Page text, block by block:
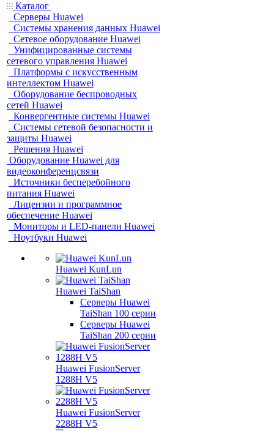
Каталог
Серверы Huawei
Системы хранения данных Huawei
Сетевое оборудование Huawei
Унифицированные системы
сетевого управления Huawei
Платформы с искусственным
интеллектом Huawei
Оборудование беспроводных
сетей Huawei
Конвергентные системы Huawei
Системы сетевой безопасности и
защиты Huawei
Решения Huawei
Оборудование Huawei для
видеоконференцсвязи
Источники бесперебойного
питания Huawei
Лицензии и программное
обеспечение Huawei
Мониторы и LED-панели Huawei
Ноутбуки Huawei
Huawei KunLun
Huawei TaiShan
Серверы Huawei
TaiShan 100 серии
Серверы Huawei
TaiShan 200 серии
Huawei FusionServer
1288H V5
Huawei FusionServer
2288H V5